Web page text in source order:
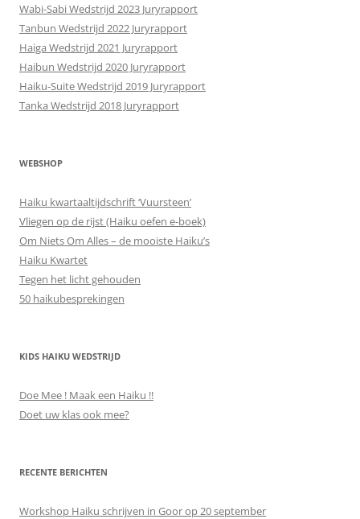
Wabi-Sabi Wedstrijd 2023 Juryrapport
Tanbun Wedstrijd 2022 Juryrapport
Haiga Wedstrijd 2021 Juryrapport
Haibun Wedstrijd 2020 Juryrapport
Haiku-Suite Wedstrijd 2019 Juryrapport
Tanka Wedstrijd 2018 Juryrapport
WEBSHOP
Haiku kwartaaltijdschrift ‘Vuursteen’
Vliegen op de rijst (Haiku oefen e-boek)
Om Niets Om Alles – de mooiste Haiku’s
Haiku Kwartet
Tegen het licht gehouden
50 haikubesprekingen
KIDS HAIKU WEDSTRIJD
Doe Mee ! Maak een Haiku !!
Doet uw klas ook mee?
RECENTE BERICHTEN
Workshop Haiku schrijven in Goor op 20 september